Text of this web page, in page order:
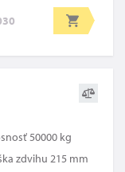
50000 kg
zdvihu 215 mm